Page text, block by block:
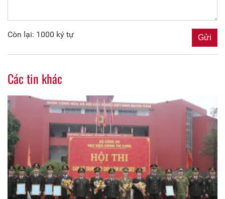
Còn lại: 1000 ký tự
Các tin khác